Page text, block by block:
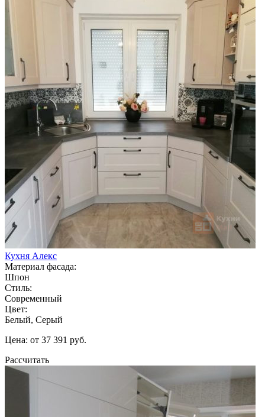
Кухня Алекс
Материал фасада:
Шпон
Стиль:
Современный
Цвет:
Белый, Серый
Цена: от 37 391 руб.
Рассчитать